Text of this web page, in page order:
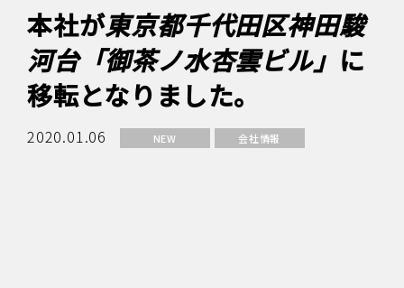
本社が東京都千代田区神田駿
河台「御茶ノ水杏雲ビル」 に
移転となりました。
2020.01.06 NEW 会社情報
リティ
ティ